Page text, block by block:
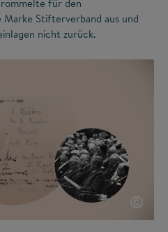
für den
Stifterverband aus und
nicht zurück.
©